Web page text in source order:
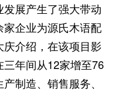
展产生了强大带动
企业为源氏木语配
介绍，在该项目影
年间从12家增至76
制造、销售服务、